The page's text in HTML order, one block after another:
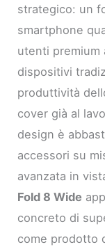
strategico: un
smartphone
utenti premium
dispositivi
produttività
cover già al
design è
accessori su
avanzata in
Fold 8 Wide
concreto di
come prodotto